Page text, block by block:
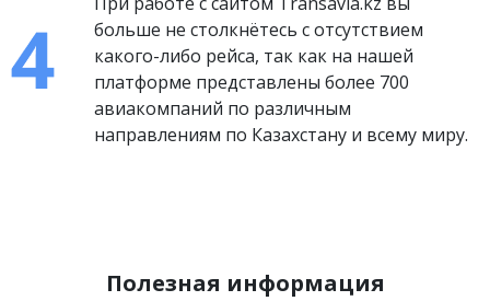
больше не столкнётесь с отсутствием
какого-либо рейса, так как на нашей
платформе представлены более 700
авиакомпаний по различным
направлениям по Казахстану и всему миру.
Полезная информация